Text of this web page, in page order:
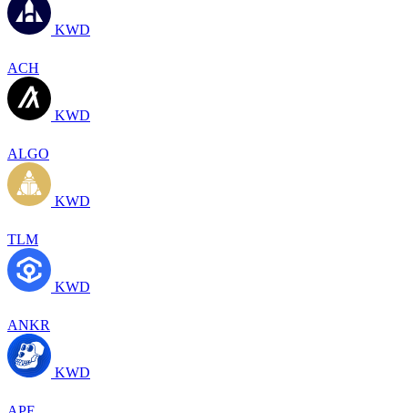
KWD
ACH
KWD
ALGO
KWD
TLM
KWD
ANKR
KWD